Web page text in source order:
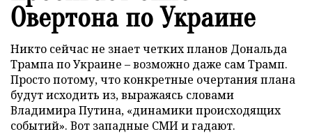
Овертона по Украине
Никто сейчас не знает четких планов Дональда
Трампа по Украине – возможно даже сам Трамп.
Просто потому, что конкретные очертания плана
будут исходить из, выражаясь словами
Владимира Путина, «динамики происходящих
событий». Вот западные СМИ и гадают.